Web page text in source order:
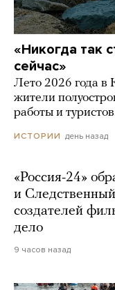
«Никогда так
сейчас»
Лето 2026 года в
жители
работы и
ИСТОРИИ день назад
«Россия-24»
и
создателей
дело
9 часов назад